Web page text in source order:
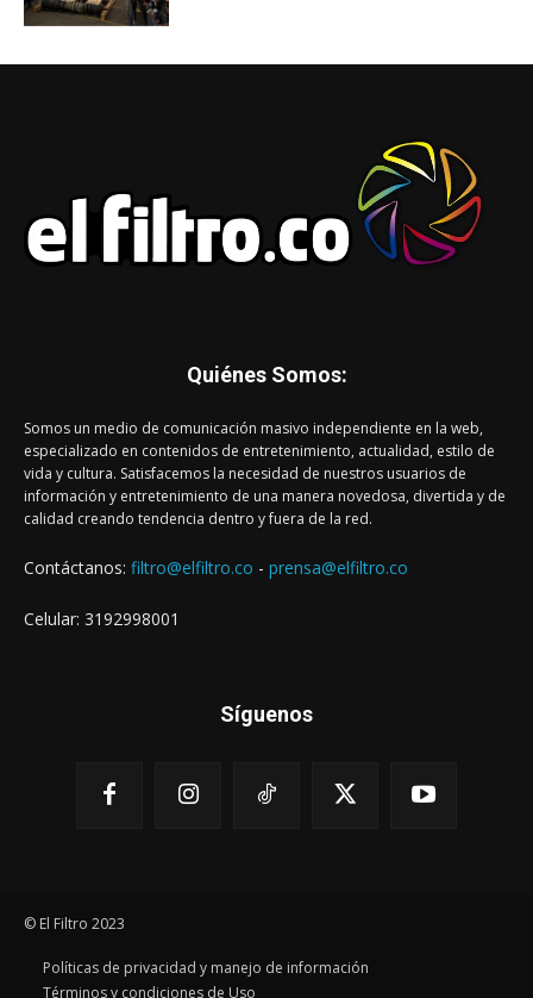
Quiénes Somos:
Somos un medio de comunicación masivo independiente en la web,
especializado en contenidos de entretenimiento, actualidad, estilo de
vida y cultura. Satisfacemos la necesidad de nuestros usuarios de
información y entretenimiento de una manera novedosa, divertida y de
calidad creando tendencia dentro y fuera de la red.
Contáctanos: filtro@elfiltro.co - prensa@elfiltro.co
Celular: 3192998001
Síguenos
© El Filtro 2023
Políticas de privacidad y manejo de información
Términos y condiciones de Uso